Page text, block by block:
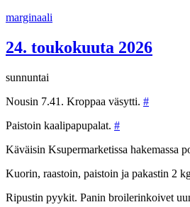
Siirry
marginaali
24. toukokuuta 2026
sunnuntai
Nousin 7.41. Kroppaa väsytti. #
Paistoin kaalipapupalat. #
Käväisin Ksupermarketissa hakemassa
Kuorin, raastoin, paistoin ja pakastin 2
Ripustin pyykit. Panin broilerinkoivet